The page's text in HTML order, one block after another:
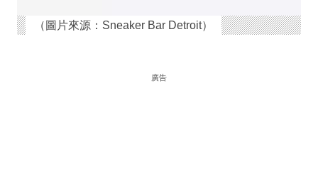
（圖片來源：Sneaker Bar Detroit）
廣告